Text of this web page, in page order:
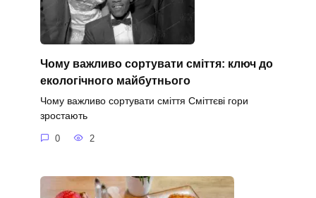
Чому важливо сортувати сміття: ключ до
екологічного майбутнього
Чому важливо сортувати сміття Сміттєві гори
зростають
0 2